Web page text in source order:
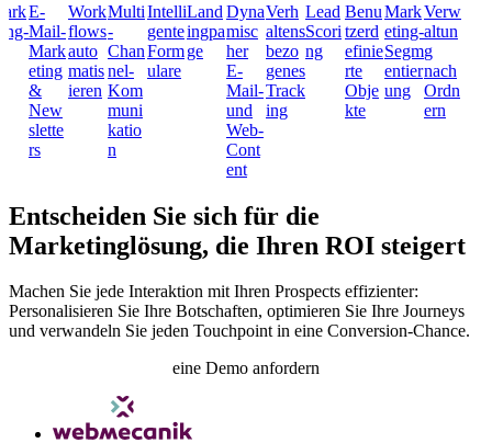
Verw
altun
g
nach
Ordn
ern
E-
Mail-
Mark
eting
&
New
slette
rs
Work
flows
auto
matis
ieren
Multi
-
Chan
nel-
Kom
muni
katio
n
Intelli
gente
Form
ulare
Land
ingpa
ge
Dyna
misc
her
E-
Mail-
und
Web-
Cont
ent
Verh
altens
bezo
genes
Track
ing
Lead
Scori
ng
Benu
tzerd
efinie
rte
Obje
kte
Mark
eting-
Segm
entier
ung
Entscheiden Sie sich für die
Marketinglösung, die Ihren ROI steigert
Machen Sie jede Interaktion mit Ihren Prospects effizienter:
Personalisieren Sie Ihre Botschaften, optimieren Sie Ihre Journeys
und verwandeln Sie jeden Touchpoint in eine Conversion-Chance.
eine Demo anfordern